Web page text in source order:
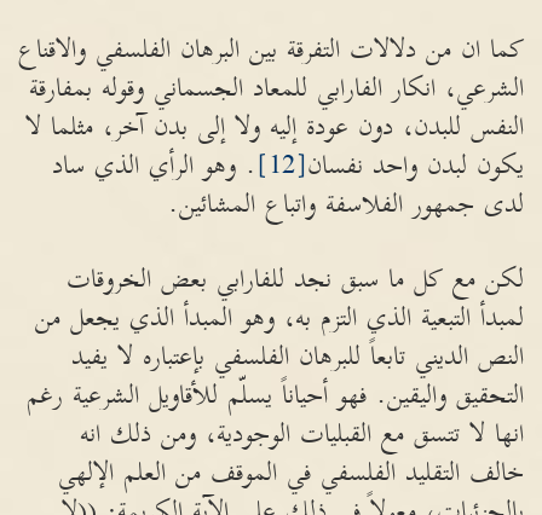
كما ان من دلالات التفرقة بين البرهان الفلسفي والاقناع
الشرعي، انكار الفارابي للمعاد الجسماني وقوله بمفارقة
النفس للبدن، دون عودة إليه ولا إلى بدن آخر، مثلما لا
يكون لبدن واحد نفسان[12]
. وهو الرأي الذي ساد
لدى جمهور الفلاسفة واتباع المشائين.
لكن مع كل ما سبق نجد للفارابي بعض الخروقات
لمبدأ التبعية الذي التزم به، وهو المبدأ الذي يجعل من
النص الديني تابعاً للبرهان الفلسفي بإعتباره لا يفيد
التحقيق واليقين. فهو أحياناً يسلّم للأقاويل الشرعية رغم
انها لا تتسق مع القبليات الوجودية، ومن ذلك انه
خالف التقليد الفلسفي في الموقف من العلم الإلهي